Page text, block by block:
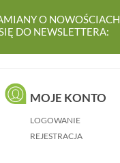
O NOWOŚCIACH
DO NEWSLETTERA:
MOJE KONTO
LOGOWANIE
REJESTRACJA